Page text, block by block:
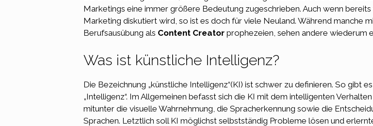
Marketings eine immer größere Bedeutung zugeschrieben. Auch wenn
Marketing diskutiert wird, so ist es doch für viele Neuland. Während manche
Berufsausübung als Content Creator prophezeien, sehen andere wiederum
Was ist künstliche Intelligenz?
Die Bezeichnung „künstliche Intelligenz“(KI) ist schwer zu definieren. So gibt
„Intelligenz“. Im Allgemeinen befasst sich die KI mit dem intelligenten
mitunter die visuelle Wahrnehmung, die Spracherkennung sowie die
Sprachen. Letztlich soll KI möglichst selbstständig Probleme lösen und